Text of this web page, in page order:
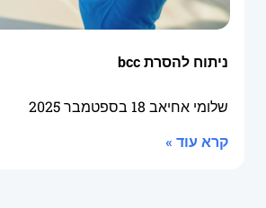
ניתוח להסרת bcc
שלומי אחיאב 18 בספטמבר 2025
קרא עוד »